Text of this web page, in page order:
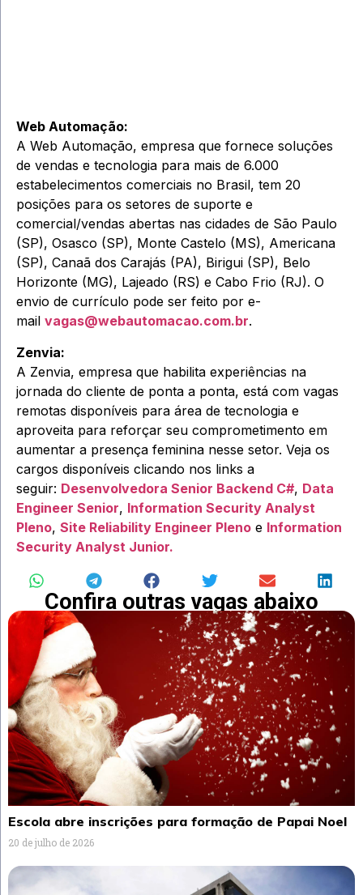
Web Automação:
A Web Automação, empresa que fornece soluções
de vendas e tecnologia para mais de 6.000
estabelecimentos comerciais no Brasil, tem 20
posições para os setores de suporte e
comercial/vendas abertas nas cidades de São Paulo
(SP), Osasco (SP), Monte Castelo (MS), Americana
(SP), Canaã dos Carajás (PA), Birigui (SP), Belo
Horizonte (MG), Lajeado (RS) e Cabo Frio (RJ). O
envio de currículo pode ser feito por e-
mail vagas@webautomacao.com.br.
Zenvia:
A Zenvia, empresa que habilita experiências na
jornada do cliente de ponta a ponta, está com vagas
remotas disponíveis para área de tecnologia e
aproveita para reforçar seu comprometimento em
aumentar a presença feminina nesse setor. Veja os
cargos disponíveis clicando nos links a
seguir: Desenvolvedora Senior Backend C#, Data
Engineer Senior, Information Security Analyst
Pleno, Site Reliability Engineer Pleno e Information
Security Analyst Junior.
Confira outras vagas abaixo
Escola abre inscrições para formação de Papai Noel
20 de julho de 2026